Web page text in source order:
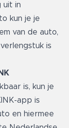
uit in
kun je je
van de auto,
is
is, kun je
app is
en hiermee